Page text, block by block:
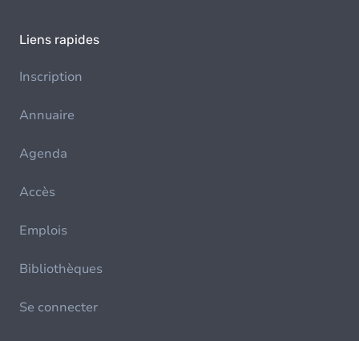
Liens rapides
Inscription
Annuaire
Agenda
Accès
Emplois
Bibliothèques
Se connecter